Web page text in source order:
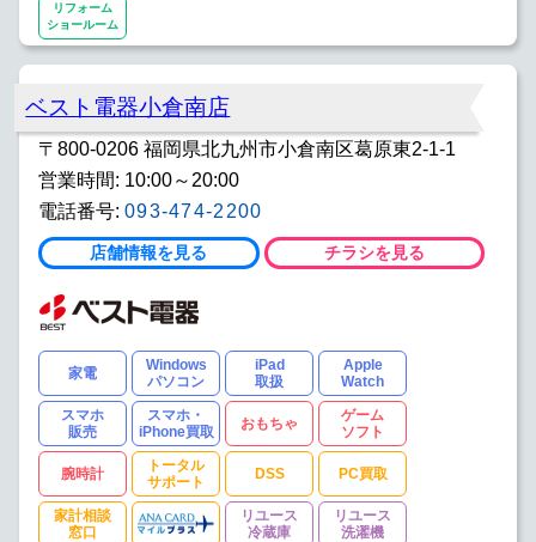
リフォーム
ショールーム
ベスト電器小倉南店
〒800-0206 福岡県北九州市小倉南区葛原東2-1-1
営業時間: 10:00～20:00
電話番号: 093-474-2200
店舗情報を見る チラシを見る
家電
Windows
パソコン
iPad
取扱
Apple
Watch
スマホ
販売
スマホ・
iPhone買取
おもちゃ
ゲーム
ソフト
腕時計
トータル
サポート
DSS PC買取
家計相談
窓口
リユース
冷蔵庫
リユース
洗濯機